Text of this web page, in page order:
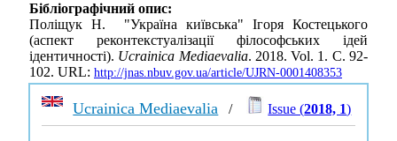
Бібліографічний опис:
Поліщук Н. "Україна київська" Ігоря Костецького
(аспект реконтекстуалізації філософських ідей
ідентичності). Ucrainica Mediaevalia. 2018. Vol. 1. С. 92-
102. URL: http://jnas.nbuv.gov.ua/article/UJRN-0001408353
Ucrainica Mediaevalia / Issue (2018, 1)